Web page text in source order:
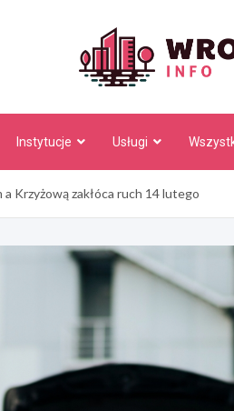
Instytucje Usługi
Krzyżową zakłóca ruch 14 lutego